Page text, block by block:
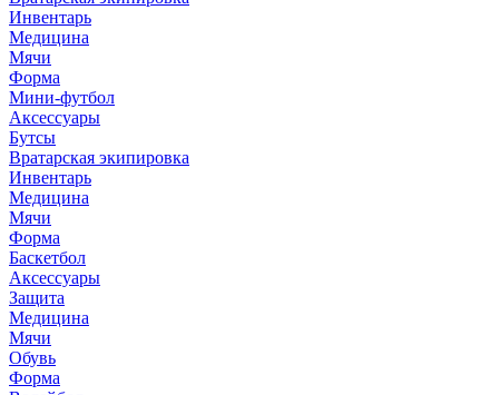
Инвентарь
Медицина
Мячи
Форма
Мини-футбол
Аксессуары
Бутсы
Вратарская экипировка
Инвентарь
Медицина
Мячи
Форма
Баскетбол
Аксессуары
Защита
Медицина
Мячи
Обувь
Форма